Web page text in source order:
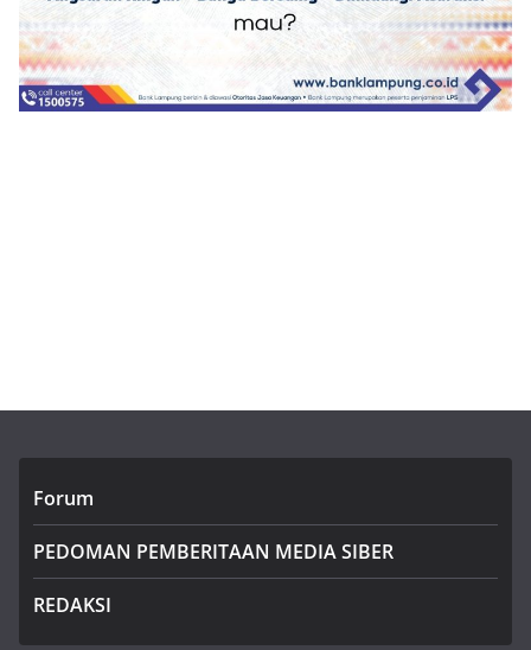
Forum
PEDOMAN PEMBERITAAN MEDIA SIBER
REDAKSI